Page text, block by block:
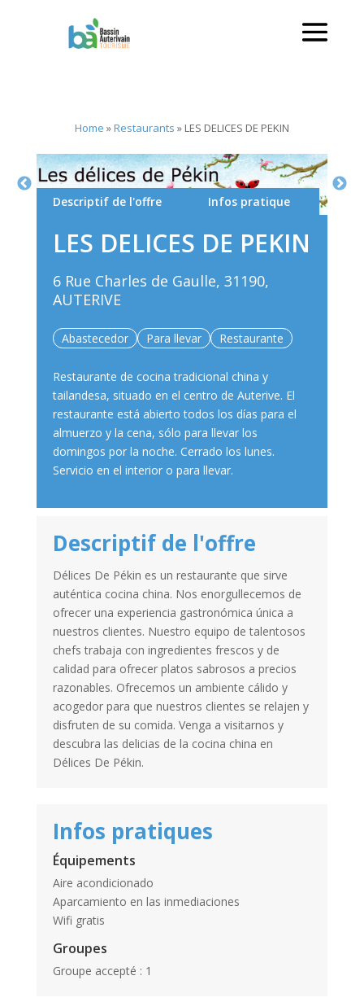
Home »Restaurants » LES DELICES DE PEKIN
Descriptif de l'offre Infos pratique
LES DELICES DE PEKIN
6 Rue Charles de Gaulle, 31190,
AUTERIVE
Abastecedor Para llevar Restaurante
Restaurante de cocina tradicional china y
tailandesa, situado en el centro de Auterive. El
restaurante está abierto todos los días para el
almuerzo y la cena, sólo para llevar los
domingos por la noche. Cerrado los lunes.
Servicio en el interior o para llevar.
Descriptif de l'offre
Délices De Pékin es un restaurante que sirve
auténtica cocina china. Nos enorgullecemos de
ofrecer una experiencia gastronómica única a
nuestros clientes. Nuestro equipo de talentosos
chefs trabaja con ingredientes frescos y de
calidad para ofrecer platos sabrosos a precios
razonables. Ofrecemos un ambiente cálido y
acogedor para que nuestros clientes se relajen y
disfruten de su comida. Venga a visitarnos y
descubra las delicias de la cocina china en
Délices De Pékin.
Infos pratiques
Équipements
Aire acondicionado
Aparcamiento en las inmediaciones
Wifi gratis
Groupes
Groupe accepté : 1